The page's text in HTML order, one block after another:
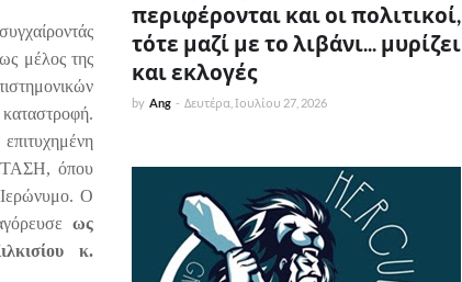
συγχαίροντάς
μέλος της
όπου
Ο
ως
κ.
περιφέρονται και οι πολιτικοί,
τότε μαζί με το λιβάνι... μυρίζει
και εκλογές
by Ang - Δευτέρα, Ιουλίου 27, 2026